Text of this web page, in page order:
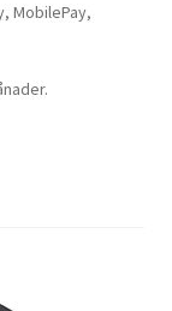
MobilePay,